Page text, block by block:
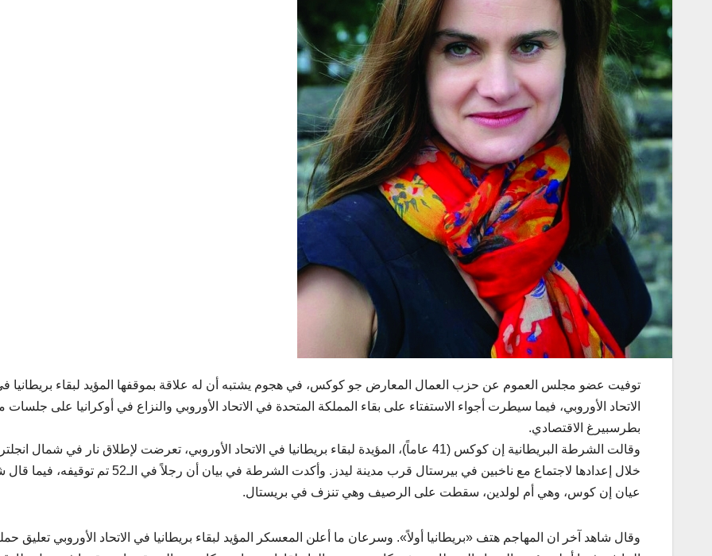
توفيت عضو مجلس العموم عن حزب العمال المعارض جو كوكس، في هجوم يشتبه أن له علاقة بموقفها المؤيد لبقاء بريطانيا
الاتحاد الأوروبي، فيما سيطرت أجواء الاستفتاء على بقاء المملكة المتحدة في الاتحاد الأوروبي والنزاع في أوكرانيا على جلسات
بطرسبيرغ الاقتصادي.
وقالت الشرطة البريطانية إن كوكس (41 عاماً)، المؤيدة لبقاء بريطانيا في الاتحاد الأوروبي، تعرضت لإطلاق نار في شمال
خلال إعدادها لاجتماع مع ناخبين في بيرستال قرب مدينة ليدز. وأكدت الشرطة في بيان أن رجلاً في الـ52 تم
عيان إن كوس، وهي أم لولدين، سقطت على الرصيف وهي تنزف في بريستال.
وقال شاهد آخر ان المهاجم هتف «بريطانيا أولاً». وسرعان ما أعلن المعسكر المؤيد لبقاء بريطانيا في الاتحاد الأوروبي تعليق